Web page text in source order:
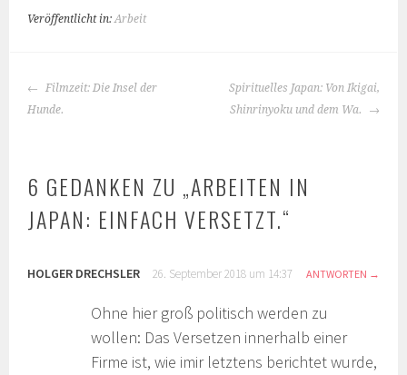
Veröffentlicht in:Arbeit
BEITRAGS-
NAVIGATION
Filmzeit: Die Insel der
Hunde.
Spirituelles Japan: Von Ikigai,
Shinrinyoku und dem Wa.
6 GEDANKEN ZU „ARBEITEN IN
JAPAN: EINFACH VERSETZT.“
HOLGER DRECHSLER 26. September 2018 um 14:37 ANTWORTEN
Ohne hier groß politisch werden zu
wollen: Das Versetzen innerhalb einer
Firme ist, wie imir letztens berichtet wurde,